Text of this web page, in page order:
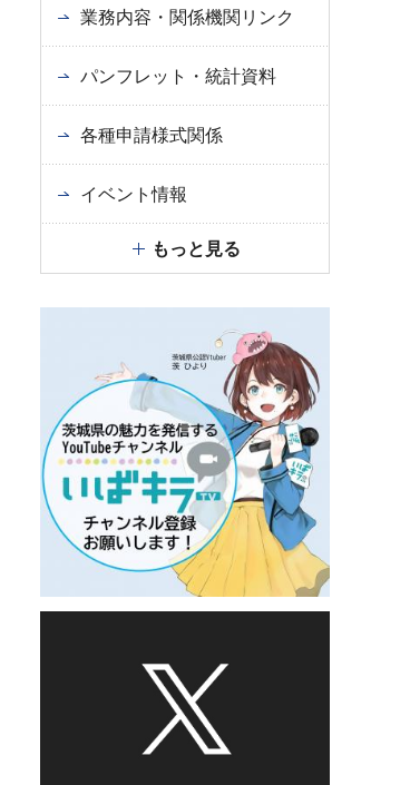
業務内容・関係機関リンク
パンフレット・統計資料
各種申請様式関係
イベント情報
もっと見る